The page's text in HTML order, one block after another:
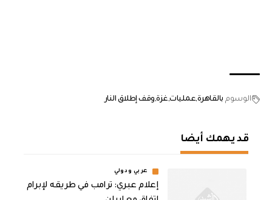
الوسوم بالقاهرةعمليات غزة وقف إطلاق النار
قد يهمك أيضا
عربي ودولي
إعلام عبري: ترامب في طريقه لإبرام